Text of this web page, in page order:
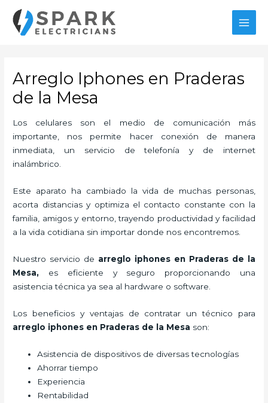
contenido
Arreglo Iphones en Praderas
de la Mesa
Los celulares son el medio de comunicación más
importante, nos permite hacer conexión de manera
inmediata, un servicio de telefonía y de internet
inalámbrico.
Este aparato ha cambiado la vida de muchas personas,
acorta distancias y optimiza el contacto constante con la
familia, amigos y entorno, trayendo productividad y facilidad
a la vida cotidiana sin importar donde nos encontremos.
Nuestro servicio de arreglo iphones en Praderas de la
Mesa, es eficiente y seguro proporcionando una
asistencia técnica ya sea al hardware o software.
Los beneficios y ventajas de contratar un técnico para
arreglo iphones en Praderas de la Mesa son:
Asistencia de dispositivos de diversas tecnologías
Ahorrar tiempo
Experiencia
Rentabilidad